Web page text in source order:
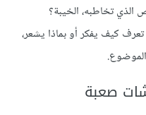
تخاطبه، الخيبة؟
تعرف كيف يفكر أو بماذا يشعر،
صعبة